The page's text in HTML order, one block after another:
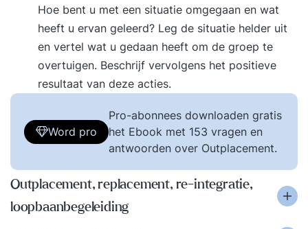
Hoe bent u met een situatie omgegaan en wat
heeft u ervan geleerd? Leg de situatie helder uit
en vertel wat u gedaan heeft om de groep te
overtuigen. Beschrijf vervolgens het positieve
resultaat van deze acties.
Word pro
Pro-abonnees downloaden gratis
het Ebook met 153 vragen en
antwoorden over Outplacement.
Outplacement, replacement, re-integratie,
loopbaanbegeleiding